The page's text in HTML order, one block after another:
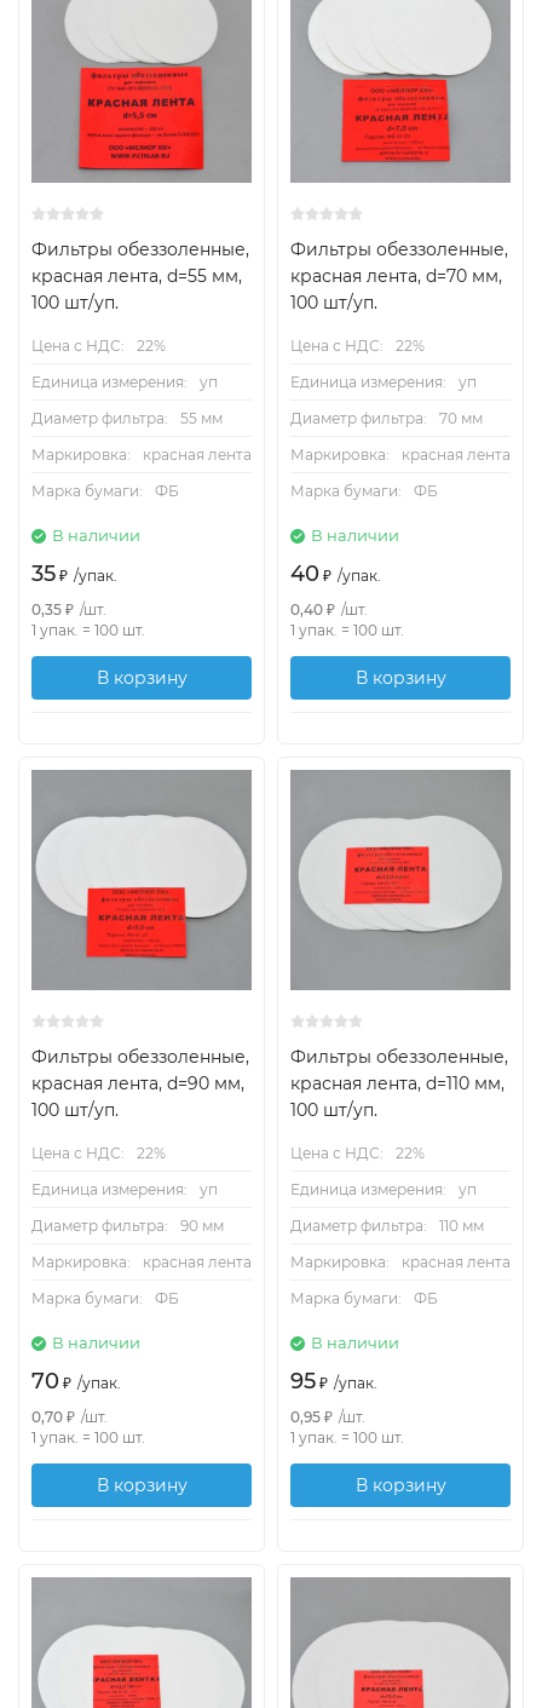
Фильтры обеззоленные,
красная лента, d=55 мм,
100 шт/уп.
Цена с НДС:
22%
Единица измерения:
уп
Диаметр фильтра:
55 мм
Маркировка:
красная лента
Марка бумаги:
ФБ
В наличии
35 ₽ /упак.
0,35 ₽ /шт.
1 упак. = 100 шт.
В корзину
Фильтры обеззоленные,
красная лента, d=70 мм,
100 шт/уп.
Цена с НДС:
22%
Единица измерения:
уп
Диаметр фильтра:
70 мм
Маркировка:
красная лента
Марка бумаги:
ФБ
В наличии
40 ₽ /упак.
0,40 ₽ /шт.
1 упак. = 100 шт.
В корзину
Фильтры обеззоленные,
красная лента, d=90 мм,
100 шт/уп.
Цена с НДС:
22%
Единица измерения:
уп
Диаметр фильтра:
90 мм
Маркировка:
красная лента
Марка бумаги:
ФБ
В наличии
70 ₽ /упак.
0,70 ₽ /шт.
1 упак. = 100 шт.
В корзину
Фильтры обеззоленные,
красная лента, d=110 мм,
100 шт/уп.
Цена с НДС:
22%
Единица измерения:
уп
Диаметр фильтра:
110 мм
Маркировка:
красная лента
Марка бумаги:
ФБ
В наличии
95 ₽ /упак.
0,95 ₽ /шт.
1 упак. = 100 шт.
В корзину